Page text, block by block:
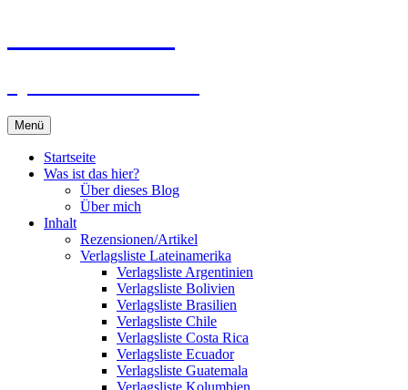
Menü
Startseite
Was ist das hier?
Über dieses Blog
Über mich
Inhalt
Rezensionen/Artikel
Verlagsliste Lateinamerika
Verlagsliste Argentinien
Verlagsliste Bolivien
Verlagsliste Brasilien
Verlagsliste Chile
Verlagsliste Costa Rica
Verlagsliste Ecuador
Verlagsliste Guatemala
Verlagsliste Kolumbien